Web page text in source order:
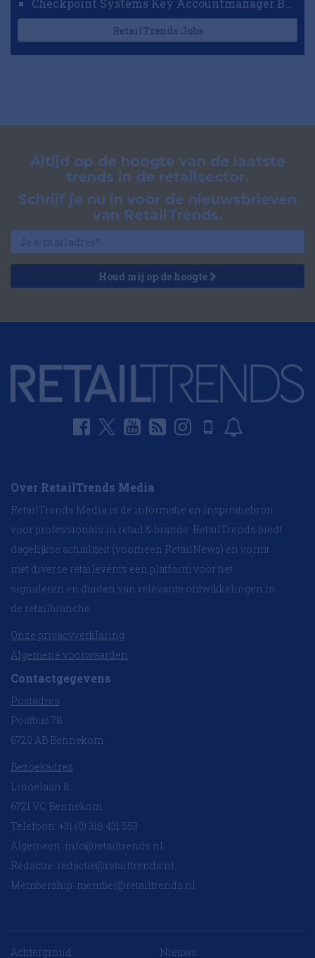
RetailTrends Jobs
Altijd op de hoogte van de laatste
trends in de retailsector.
Schrijf je nu in voor de nieuwsbrieven
van RetailTrends.
Houd mij op de hoogte
Over RetailTrends Media
RetailTrends Media is dé informatie en inspiratiebron
voor professionals in retail & brands. RetailTrends biedt
dagelijkse actualiteit (voorheen RetailNews) en vormt
met diverse retailevents een platform voor het
signaleren en duiden van relevante ontwikkelingen in
de retailbranche.
Onze privacyverklaring
Algemene voorwaarden
Contactgegevens
Postadres
Postbus 78
6720 AB Bennekom
Bezoekadres
Lindelaan 8
6721 VC Bennekom
Telefoon: +31 (0) 318 431 553
Algemeen: info@retailtrends.nl
Redactie: redactie@retailtrends.nl
Membership: member@retailtrends.nl
Achtergrond Nieuws